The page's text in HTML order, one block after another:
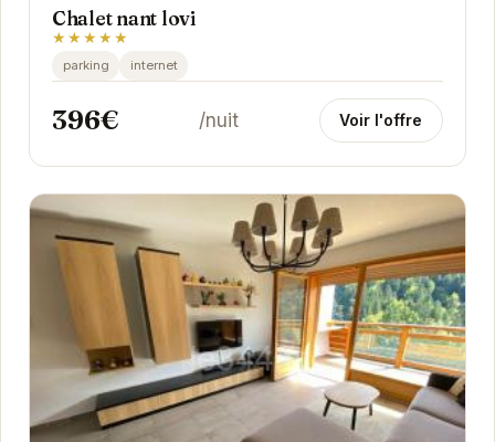
Chalet nant lovi
★★★★★
parking internet
396€ /nuit Voir l'offre